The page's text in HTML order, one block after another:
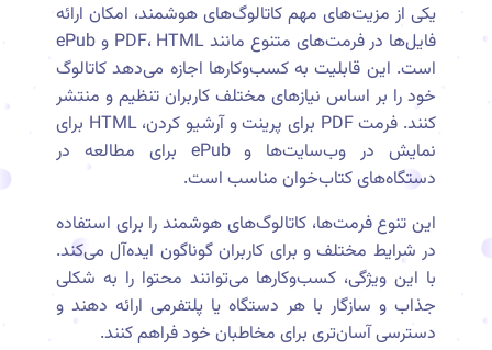
یکی از مزیت‌های مهم کاتالوگ‌های هوشمند، امکان ارائه
فایل‌ها در فرمت‌های متنوع مانند PDF، HTML و ePub
است. این قابلیت به کسب‌وکارها اجازه می‌دهد کاتالوگ
خود را بر اساس نیازهای مختلف کاربران تنظیم و منتشر
کنند. فرمت PDF برای پرینت و آرشیو کردن، HTML برای
نمایش در وب‌سایت‌ها و ePub برای مطالعه در
دستگاه‌های کتاب‌خوان مناسب است.
این تنوع فرمت‌ها، کاتالوگ‌های هوشمند را برای استفاده
در شرایط مختلف و برای کاربران گوناگون ایده‌آل می‌کند.
با این ویژگی، کسب‌وکارها می‌توانند محتوا را به شکلی
جذاب و سازگار با هر دستگاه یا پلتفرمی ارائه دهند و
دسترسی آسان‌تری برای مخاطبان خود فراهم کنند.